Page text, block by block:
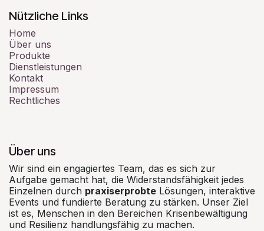
Nützliche Links
Home
Über uns
Produkte
Dienstleistungen
Kontakt
Impressum
Rechtliches
Über uns
Wir sind ein engagiertes Team, das es sich zur
Aufgabe gemacht hat, die Widerstandsfähigkeit jedes
Einzelnen durch praxiserprobte Lösungen, interaktive
Events und fundierte Beratung zu stärken. Unser Ziel
ist es, Menschen in den Bereichen Krisenbewältigung
und Resilienz handlungsfähig zu machen.